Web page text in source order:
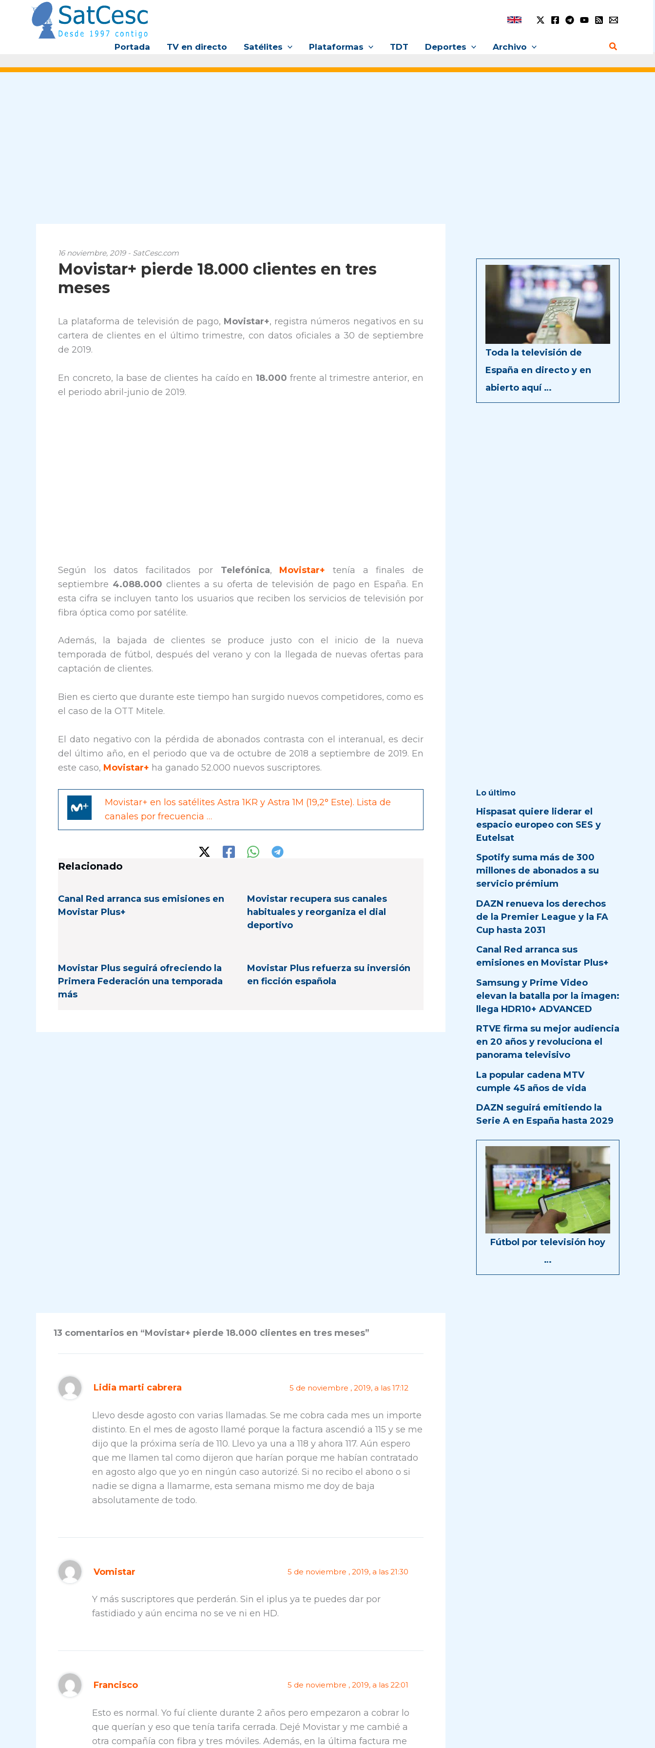
contenido
Portada TV en directo Satélites Plataformas TDT Deportes Archivo Buscar
16 noviembre, 2019 - SatCesc.com
Movistar+ pierde 18.000 clientes en tres
meses
La plataforma de televisión de pago, Movistar+, registra números negativos en su
cartera de clientes en el último trimestre, con datos oficiales a 30 de septiembre
de 2019.
En concreto, la base de clientes ha caído en18.000 frente al trimestre anterior, en
el periodo abril-junio de 2019.
Según los datos facilitados por Telefónica, Movistar+ tenía a finales de
septiembre 4.088.000 clientes a su oferta de televisión de pago en España. En
esta cifra se incluyen tanto los usuarios que reciben los servicios de televisión por
fibra óptica como por satélite.
Además, la bajada de clientes se produce justo con el inicio de la nueva
temporada de fútbol, después del verano y con la llegada de nuevas ofertas para
captación de clientes.
Bien es cierto que durante este tiempo han surgido nuevos competidores, como es
el caso de la OTT Mitele.
El dato negativo con la pérdida de abonados contrasta con el interanual, es decir
del último año, en el periodo que va de octubre de 2018 a septiembre de 2019. En
este caso, Movistar+ ha ganado 52.000 nuevos suscriptores.
Movistar+ en los satélites Astra 1KR y Astra 1M (19,2° Este). Lista de
canales por frecuencia …
Relacionado
Canal Red arranca sus emisiones en
Movistar Plus+
Movistar recupera sus canales
habituales y reorganiza el dial
deportivo
Movistar Plus seguirá ofreciendo la
Primera Federación una temporada
más
Movistar Plus refuerza su inversión
en ficción española
13 comentarios en “Movistar+ pierde 18.000 clientes en tres meses”
Lidia marti cabrera 5 de noviembre , 2019, a las 17:12
Llevo desde agosto con varias llamadas. Se me cobra cada mes un importe
distinto. En el mes de agosto llamé porque la factura ascendió a 115 y se me
dijo que la próxima sería de 110. Llevo ya una a 118 y ahora 117. Aún espero
que me llamen tal como dijeron que harían porque me habían contratado
en agosto algo que yo en ningún caso autorizé. Si no recibo el abono o si
nadie se digna a llamarme, esta semana mismo me doy de baja
absolutamente de todo.
Vomistar 5 de noviembre , 2019, a las 21:30
Y más suscriptores que perderán. Sin el iplus ya te puedes dar por
fastidiado y aún encima no se ve ni en HD.
Francisco 5 de noviembre , 2019, a las 22:01
Esto es normal. Yo fuí cliente durante 2 años pero empezaron a cobrar lo
que querían y eso que tenía tarifa cerrada. Dejé Movistar y me cambié a
otra compañía con fibra y tres móviles. Además, en la última factura me
Toda la televisión de
España en directo y en
abierto aquí …
Lo último
Hispasat quiere liderar el
espacio europeo con SES y
Eutelsat
Spotify suma más de 300
millones de abonados a su
servicio prémium
DAZN renueva los derechos
de la Premier League y la FA
Cup hasta 2031
Canal Red arranca sus
emisiones en Movistar Plus+
Samsung y Prime Video
elevan la batalla por la imagen:
llega HDR10+ ADVANCED
RTVE firma su mejor audiencia
en 20 años y revoluciona el
panorama televisivo
La popular cadena MTV
cumple 45 años de vida
DAZN seguirá emitiendo la
Serie A en España hasta 2029
Fútbol por televisión hoy
…